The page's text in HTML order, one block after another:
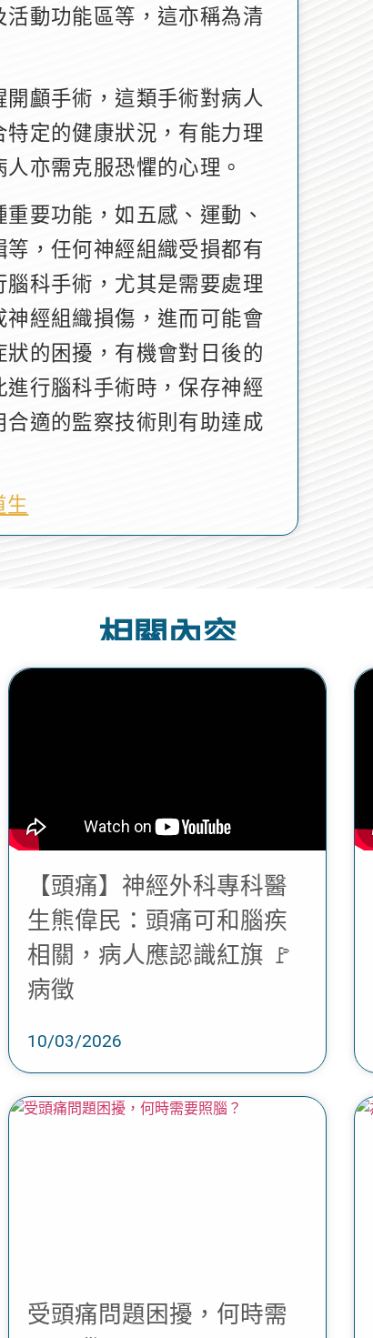
動功能區等，這亦稱為清
顱手術，這類手術對病人
定的健康狀況，有能力理
亦需克服恐懼的心理。
要功能，如五感、運動、
，任何神經組織受損都有
科手術，尤其是需要處理
經組織損傷，進而可能會
的困擾，有機會對日後的
行腦科手術時，保存神經
適的監察技術則有助達成
生
相關內容
【頭痛】神經外科專科醫
生熊偉民：頭痛可和腦疾
相關，病人應認識紅旗 🚩
病徵
10/03/2026
受頭痛問題困擾，何時需